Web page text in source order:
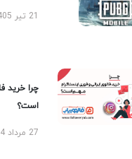
چرا خرید
است؟
27 مرداد 1404